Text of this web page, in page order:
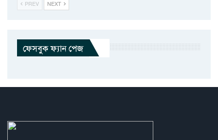
PREV NEXT
ফেসবুক ফ্যান পেজ